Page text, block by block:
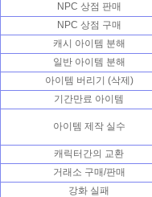
NPC 상점 판매
NPC 상점 구매
캐시 아이템 분해
일반 아이템 분해
아이템 버리기 (삭제)
기간만료 아이템
아이템 제작 실수
캐릭터간의 교환
거래소 구매/판매
강화 실패